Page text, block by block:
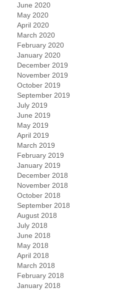
June 2020
May 2020
April 2020
March 2020
February 2020
January 2020
December 2019
November 2019
October 2019
September 2019
July 2019
June 2019
May 2019
April 2019
March 2019
February 2019
January 2019
December 2018
November 2018
October 2018
September 2018
August 2018
July 2018
June 2018
May 2018
April 2018
March 2018
February 2018
January 2018